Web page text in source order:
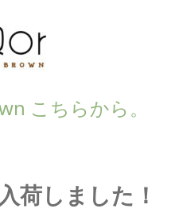
こちらから。
荷しました！